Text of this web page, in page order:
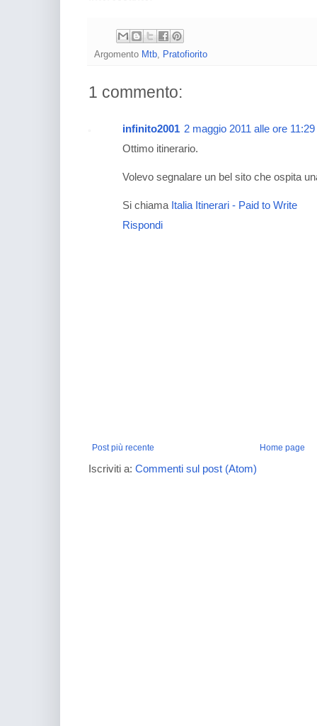
Argomento Mtb Pratofiorito
1 commento:
infinito2001 2 maggio 2011 alle ore 11:29
Ottimo itinerario.
Volevo segnalare un bel sito che ospita
Si chiama Italia Itinerari - Paid to Write
Rispondi
Post più recente Home page
Iscriviti a: Commenti sul post (Atom)